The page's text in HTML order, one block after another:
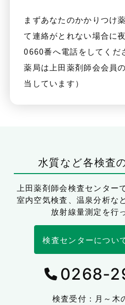
まずあなたのかかりつけ
て連絡がとれない場合に
0660番へ電話をしてくだ
薬局は上田薬剤師会会員
当しています）
水質など各検査
上田薬剤師会検査センター
室内空気検査、温泉分析な
放射線量測定を行
検査センターについ
0268-
検査受付：月～木